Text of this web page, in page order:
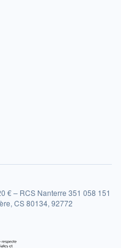
€ – RCS Nanterre 351 058 151
CS 80134, 92772